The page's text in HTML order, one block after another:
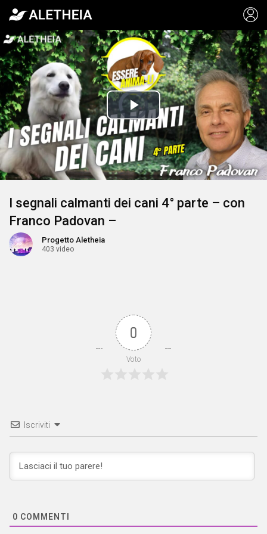
Video
Player
is
loading.Play
Video
I segnali calmanti dei cani 4° parte – con
Franco Padovan –
Progetto Aletheia
403 video
0
Voto
Iscriviti
0 COMMENTI